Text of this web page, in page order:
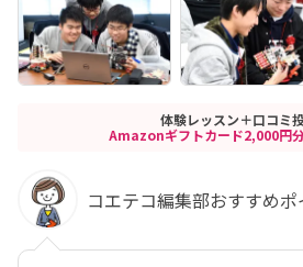
体験レッスン＋口コミ
Amazonギフトカード2,000円
コエテコ編集部おすすめポ